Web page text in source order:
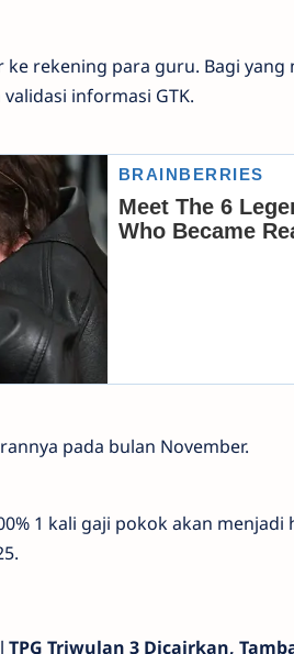
ke rekening para guru. Bagi
informasi GTK.
pada bulan November.
1 kali gaji pokok akan
TPG Triwulan 3 Dicairkan,